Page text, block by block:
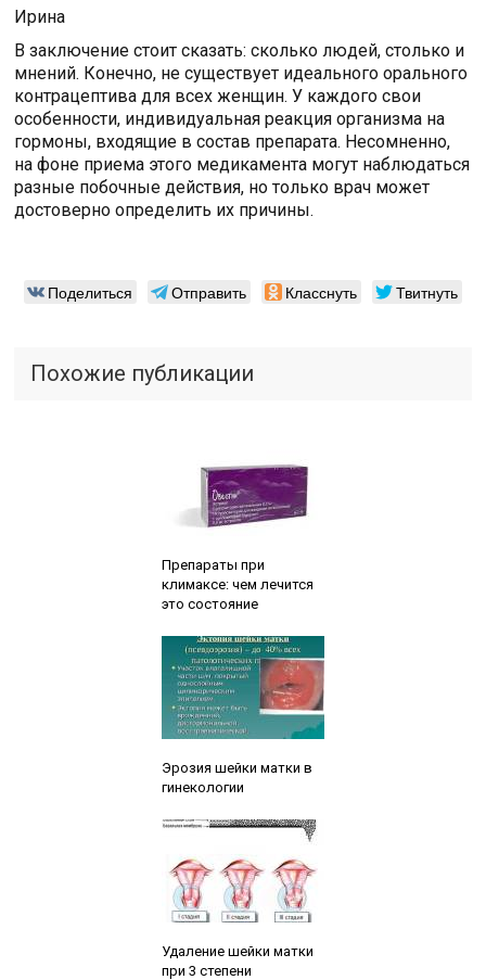
Ирина
В заключение стоит сказать: сколько людей, столько и
мнений. Конечно, не существует идеального орального
контрацептива для всех женщин. У каждого свои
особенности, индивидуальная реакция организма на
гормоны, входящие в состав препарата. Несомненно,
на фоне приема этого медикамента могут наблюдаться
разные побочные действия, но только врач может
достоверно определить их причины.
Поделиться Отправить Класснуть Твитнуть
Похожие публикации
Препараты при
климаксе: чем лечится
это состояние
Эрозия шейки матки в
гинекологии
Удаление шейки матки
при 3 степени